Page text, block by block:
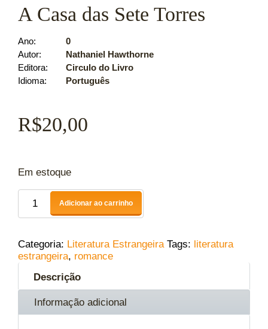
A Casa das Sete Torres
Ano
0
Autor
Nathaniel Hawthorne
Editora
Circulo do Livro
Idioma
Português
R$20,00
Em estoque
Adicionar ao carrinho
Categoria: Literatura Estrangeira Tags: literatura
estrangeira, romance
Descrição
Informação adicional